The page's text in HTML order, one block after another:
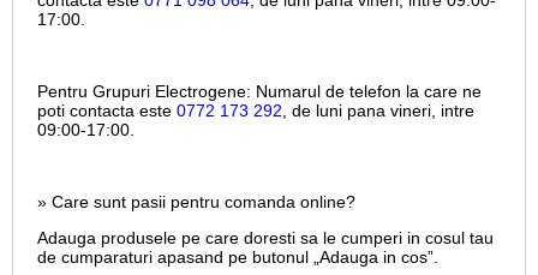
17:00.
Pentru Grupuri Electrogene: Numarul de telefon la care ne
poti contacta este 0772 173 292, de luni pana vineri, intre
09:00-17:00.
» Care sunt pasii pentru comanda online?
Adauga produsele pe care doresti sa le cumperi in cosul tau
de cumparaturi apasand pe butonul „Adauga in cos”.